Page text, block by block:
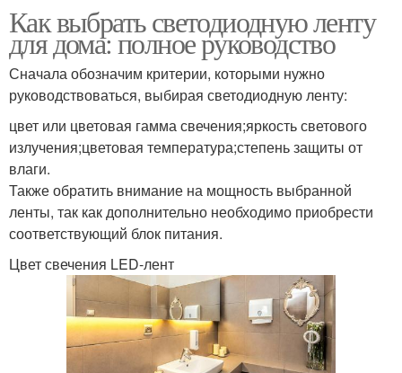
Как выбрать светодиодную ленту
для дома: полное руководство
Сначала обозначим критерии, которыми нужно
руководствоваться, выбирая светодиодную ленту:
цвет или цветовая гамма свечения;яркость светового
излучения;цветовая температура;степень защиты от
влаги.
Также обратить внимание на мощность выбранной
ленты, так как дополнительно необходимо приобрести
соответствующий блок питания.
Цвет свечения LED-лент